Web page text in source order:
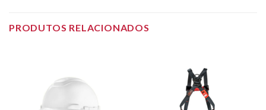
PRODUTOS RELACIONADOS